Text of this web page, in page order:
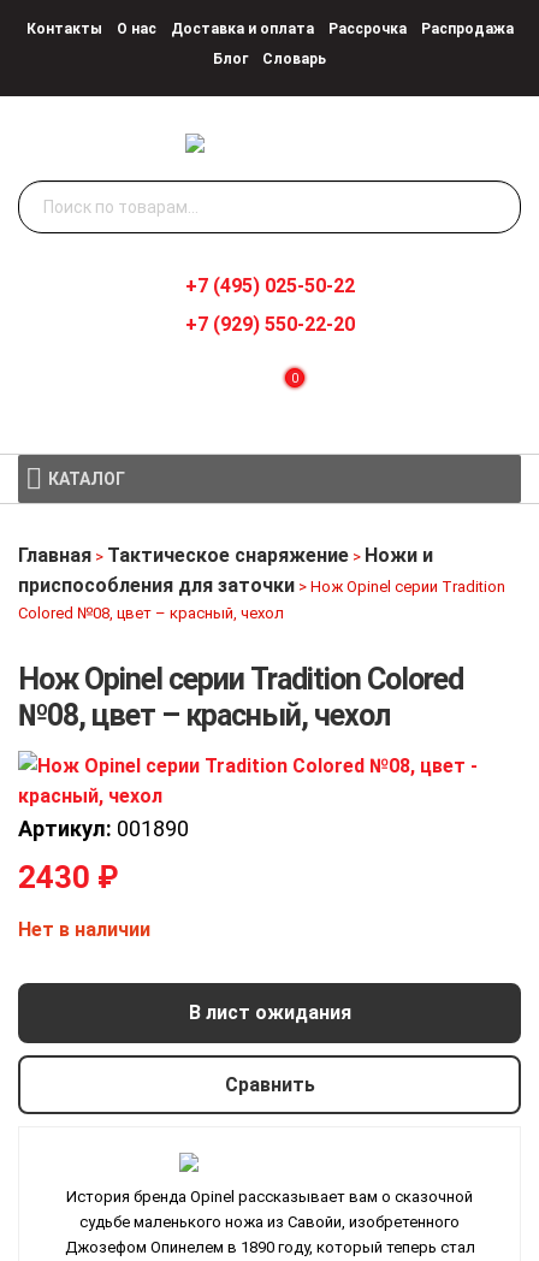
Контакты О нас Доставка и оплата Рассрочка
Распродажа
Блог
Словарь
Искать:
0
+7 (495) 025-50-22
+7 (929) 550-22-20
КАТАЛОГ
Главная > Тактическое снаряжение > Ножи и
приспособления для заточки > Нож Opinel серии Tradition
Colored №08, цвет – красный, чехол
Нож Opinel серии Tradition Colored
№08, цвет – красный, чехол
Артикул: 001890
2430 ₽
Нет в наличии
В лист ожидания
Сравнить
История бренда Opinel рассказывает вам о сказочной
судьбе маленького ножа из Савойи, изобретенного
Джозефом Опинелем в 1890 году, который теперь стал